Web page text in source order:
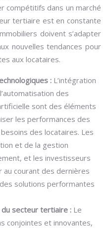
compétitifs dans un marché
tertiaire est en constante
doivent s’adapter
nouvelles tendances pour
aux locataires.
: L’intégration
des
sont des éléments
les performances des
des locataires. Les
et de la gestion
et les investisseurs
courant des dernières
solutions performantes
secteur tertiaire : Le
conjointes et innovantes,